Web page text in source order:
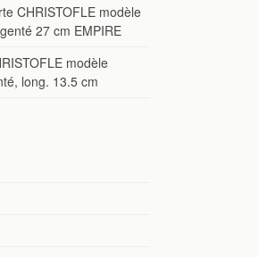
CHRISTOFLE modèle
27 cm EMPIRE
modèle
long. 13.5 cm